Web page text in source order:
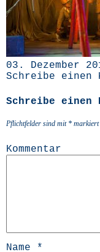
03. Dezember
Schreibe einen
Schreibe einen
Pflichtfelder sind mit * markiert
Kommentar
Name *